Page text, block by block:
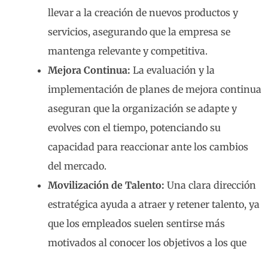
llevar a la creación de nuevos productos y
servicios, asegurando que la empresa se
mantenga relevante y competitiva.
Mejora Continua: La evaluación y la
implementación de planes de mejora continua
aseguran que la organización se adapte y
evolves con el tiempo, potenciando su
capacidad para reaccionar ante los cambios
del mercado.
Movilización de Talento: Una clara dirección
estratégica ayuda a atraer y retener talento, ya
que los empleados suelen sentirse más
motivados al conocer los objetivos a los que